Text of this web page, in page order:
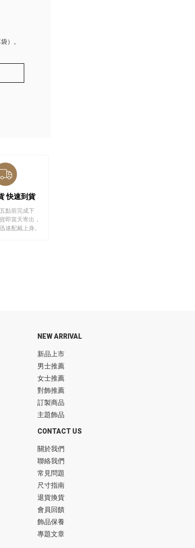
）。
快速到貨
點前完成下
即當天寄出，
速配戴上身。
NEW ARRIVAL
新品上市
男士推薦
女士推薦
對飾推薦
訂製商品
主題飾品
CONTACT US
關於我們
聯絡我們
常見問題
尺寸指南
退貨換貨
會員回饋
飾品保養
專題文章